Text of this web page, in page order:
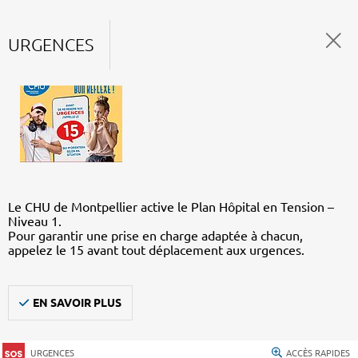
URGENCES
Le CHU de Montpellier active le Plan Hôpital en Tension –
Niveau 1.
Pour garantir une prise en charge adaptée à chacun,
appelez le 15 avant tout déplacement aux urgences.
EN SAVOIR PLUS
URGENCES ACCÈS RAPIDES